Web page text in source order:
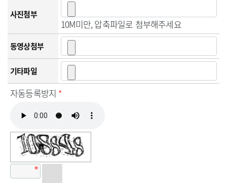
사진첨부
10M미만, 압축파일로 첨부해주세요
동영상첨부
기타파일
자동등록방지 *